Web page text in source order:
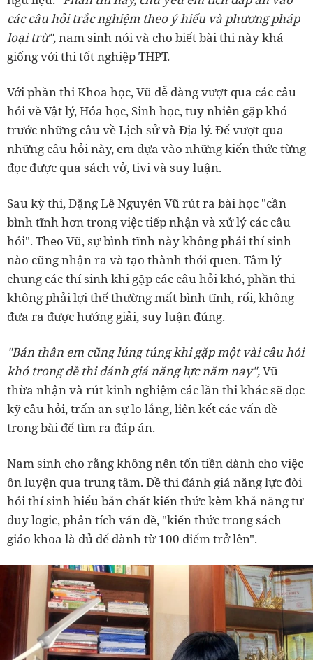
các câu hỏi trắc nghiệm theo ý hiểu và phương pháp
loại trừ",nam sinh nói và cho biết bài thi này khá
giống với thi tốt nghiệp THPT.
Với phần thi Khoa học, Vũ dễ dàng vượt qua các câu
hỏi về Vật lý, Hóa học, Sinh học, tuy nhiên gặp khó
trước những câu về Lịch sử và Địa lý. Để vượt qua
những câu hỏi này, em dựa vào những kiến thức từng
đọc được qua sách vở, tivi và suy luận.
Sau kỳ thi, Đặng Lê Nguyên Vũ rút ra bài học "cần
bình tĩnh hơn trong việc tiếp nhận và xử lý các câu
hỏi". Theo Vũ, sự bình tĩnh này không phải thí sinh
nào cũng nhận ra và tạo thành thói quen. Tâm lý
chung các thí sinh khi gặp các câu hỏi khó, phần thi
không phải lợi thế thường mất bình tĩnh, rối, không
đưa ra được hướng giải, suy luận đúng.
"Bản thân em cũng lúng túng khi gặp một vài câu hỏi
khó trong đề thi đánh giá năng lực năm nay",Vũ
thừa nhận và rút kinh nghiệm các lần thi khác sẽ đọc
kỹ câu hỏi, trấn an sự lo lắng, liên kết các vấn đề
trong bài để tìm ra đáp án.
Nam sinh cho rằng không nên tốn tiền dành cho việc
ôn luyện qua trung tâm. Đề thi đánh giá năng lực đòi
hỏi thí sinh hiểu bản chất kiến thức kèm khả năng tư
duy logic, phân tích vấn đề, "kiến thức trong sách
giáo khoa là đủ để dành từ 100 điểm trở lên".